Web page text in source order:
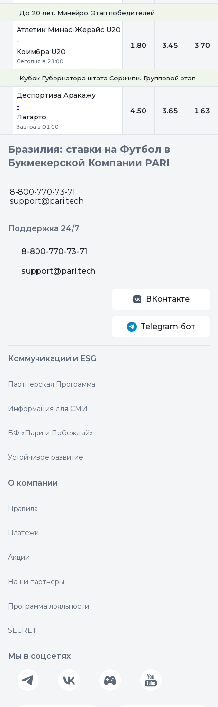
До 20 лет. Минейро. Этап победителей
Атлетик Минас-Жерайс U20
-
Коимбра U20
Сегодня в 21:00
1.80 3.45 3.70
Кубок Губернатора штата Сержипи. Групповой этап
Деспортива Аракажу
-
Лагарто
Завтра в 01:00
4.50 3.65 1.63
Бразилия: ставки на Футбол в
Букмекерской Компании PARI
8-800-770-73-71
support@pari.tech
Поддержка 24/7
8-800-770-73-71
support@pari.tech
ВКонтакте
Telegram‑бот
Коммуникации и ESG
Партнерская Программа
Информация для СМИ
БФ «Пари и Побеждай»
Устойчивое развитие
О компании
Правила
Платежи
Акции
Наши партнеры
Программа лояльности
SECRET
Мы в соцсетях